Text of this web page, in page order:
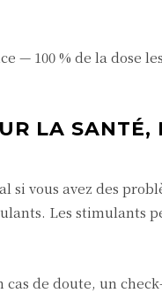
— 100 % de la dose
LA SANTÉ,
si vous avez des
Les
de doute, un